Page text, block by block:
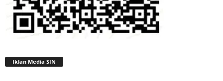
Iklan Media SIN